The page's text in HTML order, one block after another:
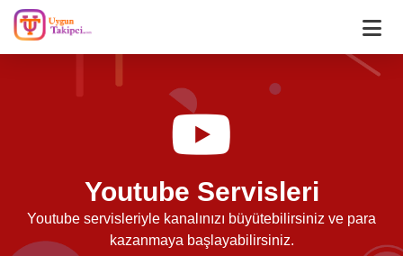
Youtube Servisleri
Youtube servisleriyle kanalınızı büyütebilirsiniz ve para
kazanmaya başlayabilirsiniz.